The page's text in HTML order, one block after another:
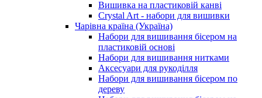
Вишивка на пластиковій канві
Crystal Art - набори для вишивки
Чарівна країна (Україна)
Набори для вишивання бісером на
пластиковій основі
Набори для вишивання нитками
Аксесуари для рукоділля
Набори для вишивання бісером по
дереву